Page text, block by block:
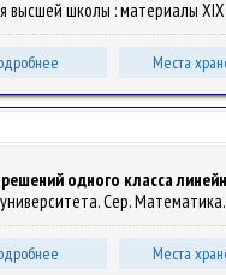
высшей школы : материалы
Места
одного класса
Сер.
Места